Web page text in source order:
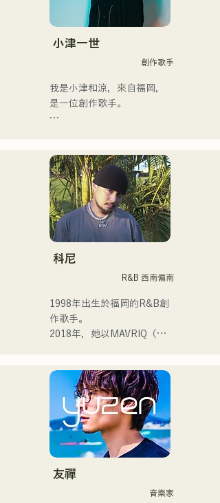
Me》被選為「KBC Radio
Hawks Live 2024」的片頭
曲。
小津一世
創作歌手
我是小津和涼，來自福岡，
是一位創作歌手。
中表演！
我從小就熱愛音樂。
進入高中後，我開始在眾人
面前唱歌，並決定成為一名
歌手。
生共鳴的音樂。
・榮獲2022年度
將於2024年擔任KBC Radio
的片頭曲。
我預計在2024年12月24日在
大丸廣場舉行的慈善音樂馬
拉鬆上亮相。
科尼
R&B 西南偏南
1998年出生於福岡的R&B創
作歌手。
2018年，她以MAVRIQ（原
音樂生涯。
2022年，她以Kønny為藝名
開始個人活動。
她融合了自童年時代便深受
影響的90年代和00年代的
R&B音樂，追求著全新的音
樂風格。甜美的嗓音和偶爾
友禪
音樂家